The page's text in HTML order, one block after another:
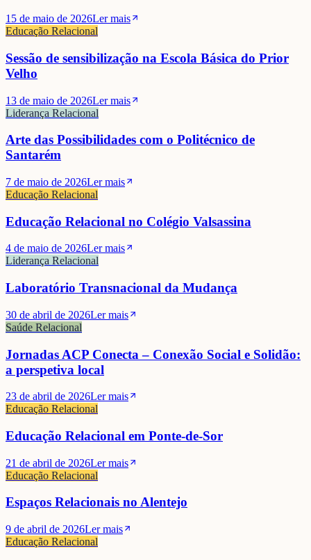
15 de maio de 2026Ler mais
Educação Relacional
Sessão de sensibilização na Escola Básica do Prior
Velho
13 de maio de 2026Ler mais
Liderança Relacional
Arte das Possibilidades com o Politécnico de
Santarém
7 de maio de 2026Ler mais
Educação Relacional
Educação Relacional no Colégio Valsassina
4 de maio de 2026Ler mais
Liderança Relacional
Laboratório Transnacional da Mudança
30 de abril de 2026Ler mais
Saúde Relacional
Jornadas ACP Conecta – Conexão Social e Solidão:
a perspetiva local
23 de abril de 2026Ler mais
Educação Relacional
Educação Relacional em Ponte-de-Sor
21 de abril de 2026Ler mais
Educação Relacional
Espaços Relacionais no Alentejo
9 de abril de 2026Ler mais
Educação Relacional